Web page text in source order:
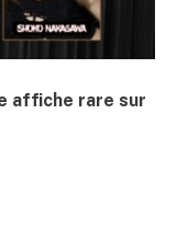
affiche rare sur